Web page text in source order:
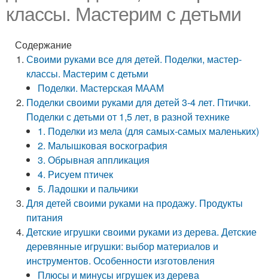
классы. Мастерим с детьми
Содержание
Своими руками все для детей. Поделки, мастер-
классы. Мастерим с детьми
Поделки. Мастерская МААМ
Поделки своими руками для детей 3-4 лет. Птички.
Поделки с детьми от 1,5 лет, в разной технике
1. Поделки из мела (для самых-самых маленьких)
2. Малышковая воскография
3. Обрывная аппликация
4. Рисуем птичек
5. Ладошки и пальчики
Для детей своими руками на продажу. Продукты
питания
Детские игрушки своими руками из дерева. Детские
деревянные игрушки: выбор материалов и
инструментов. Особенности изготовления
Плюсы и минусы игрушек из дерева